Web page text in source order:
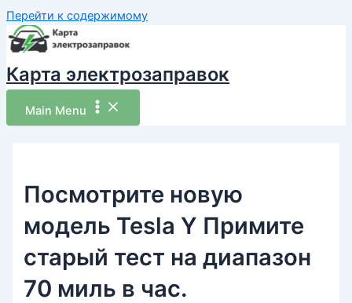
Перейти к содержимому
Карта электрозаправок
Main Menu
Посмотрите новую
модель Tesla Y Примите
старый тест на диапазон
70 миль в час.